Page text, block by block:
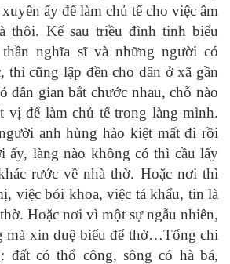
ấy để làm chủ tể cho việc âm
thôi. Kế sau triều đình tinh biểu
nghĩa sĩ và những người có
thì cũng lập đền cho dân ở xã gần
dân gian bắt chước nhau, chỗ nào
vị để làm chủ tế trong làng mình.
anh hùng hào kiệt mất đi rồi
ấy, làng nào không có thì cầu lấy
rước về nhà thờ. Hoặc nơi thì
việc bói khoa, việc tá khẩu, tin là
Hoặc nơi vì một sự ngẫu nhiên,
mà xin duệ biểu để thờ…Tổng chi
đất có thổ công, sông có hà bá,